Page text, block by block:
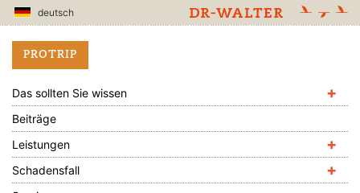
deutsch
PROTRIP
Das sollten Sie wissen +
Beiträge
Leistungen
+
Schadensfall +